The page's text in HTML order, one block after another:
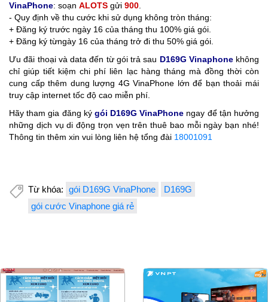
VinaPhone: soạn ALOTS gửi 900.
- Quy định về thu cước khi sử dụng không tròn tháng:
+ Đăng ký trước ngày 16 của tháng thu 100% giá gói.
+ Đăng ký từngày 16 của tháng trở đi thu 50% giá gói.
Ưu đãi thoại và data đến từ gói trả sau D169G Vinaphonekhông
chỉ giúp tiết kiệm chi phí liên lạc hàng tháng mà đồng thời còn
cung cấp thêm dung lượng 4G VinaPhone lớn để bạn thoải mái
truy cập internet tốc độ cao miễn phí.
Hãy tham gia đăng ký gói D169G VinaPhone ngay để tận hưởng
những dịch vụ di động trọn vẹn trên thuê bao mỗi ngày bạn nhé!
Thông tin thêm xin vui lòng liên hệ tổng đài 18001091
Từ khóa: gói D169G VinaPhone
D169G
gói cước Vinaphone giá rẻ